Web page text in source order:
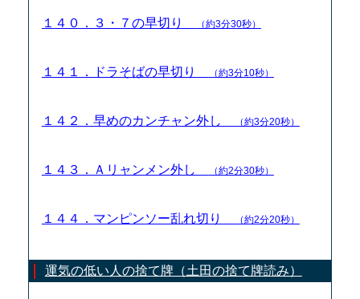
１４０．３・７の早切り （約3分30秒）
１４１．ドラそばの早切り （約3分10秒）
１４２．早めのカンチャン外し （約3分20秒）
１４３．Ａリャンメン外し （約2分30秒）
１４４．マンピンソー乱れ切り （約2分20秒）
運気の低い人の捨て牌（土田の捨て牌読み）